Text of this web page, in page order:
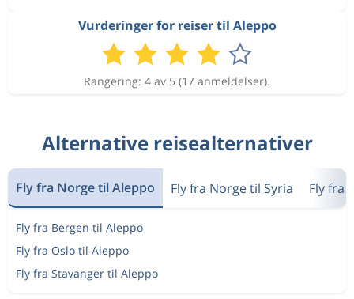
Vurderinger for reiser til Aleppo
Rangering: 4 av 5 (17 anmeldelser).
Alternative reisealternativer
Fly fra Norge til Aleppo Fly fra Norge til Syria Fly fra
Fly fra Bergen til Aleppo
Fly fra Oslo til Aleppo
Fly fra Stavanger til Aleppo